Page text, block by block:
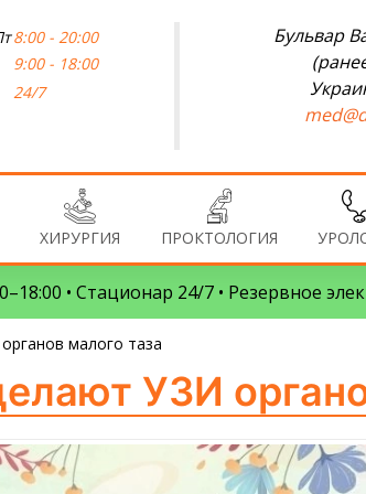
8:00 - 20:00
9:00 - 18:00
24/7
Бульвар
ХИРУРГИЯ ПРОКТОЛОГИЯ
• Стационар 24/7 • Резервное
малого таза
УЗИ